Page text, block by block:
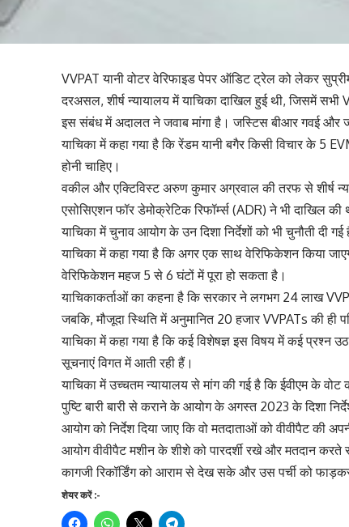
VVPAT यानी वोटर वेरिफाइड पेपर ऑडिट ट्रेल को लेकर
दरअसल, शीर्ष न्यायालय में याचिका दाखिल हुई थी, जिसमें सभी
इस संबंध में अदालत ने जवाब मांगा है। जस्टिस बीआर गवई और
याचिका में कहा गया है कि रेंडम यानी बगैर किसी विचार के 5
होनी चाहिए।
वकील और एक्टिविस्ट अरुण कुमार अग्रवाल की तरफ से शीर्ष
एसोसिएशन फॉर डेमोक्रेटिक रिफॉर्म्स (ADR) ने भी दाखिल की
याचिका में चुनाव आयोग के उन दिशा निर्देशों को भी चुनौती
याचिका में कहा गया है कि अगर एक साथ वेरिफिकेशन किया
वेरिफिकेशन महज 5 से 6 घंटों में पूरा हो सकता है।
याचिकाकर्ताओं का कहना है कि सरकार ने लगभग 24 लाख
जबकि, मौजूदा स्थिति में अनुमानित 20 हजार VVPATs की ही
याचिका में कहा गया है कि कई विशेषज्ञ इस विषय में कई प्रश्न
सूचनाएं विगत में आती रही हैं।
याचिका में उच्चतम न्यायालय से मांग की गई है कि ईवीएम के वोट
पुष्टि बारी बारी से कराने के आयोग के अगस्त 2023 के दिशा
आयोग को निर्देश दिया जाए कि वो मतदाताओं को वीवीपैट की
आयोग वीवीपैट मशीन के शीशे को पारदर्शी रखे और मतदान
कागजी रिकॉर्डिंग को आराम से देख सके और उस पर्ची को
शेयर करें :-